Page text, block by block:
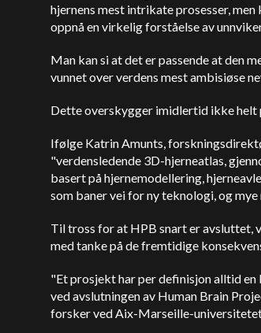
hjernens mest intrikate prosesser,
oppnå en virkelig forståelse av
Man kan si at det er passende at den
vunnet over verdens mest ambisiøse
Dette overskygger imidlertid ikke helt
Ifølge Katrin Amunts,
"verdensledende 3D-hjerneatlas,
basert på hjernemodellering,
som baner vei for ny teknologi, og mye
Til tross for at HPB snart er avsluttet,
med tanke på de fremtidige
"Et prosjekt har per definisjon alltid en
ved avslutningen av Human Brain
forsker ved Aix-Marseille-